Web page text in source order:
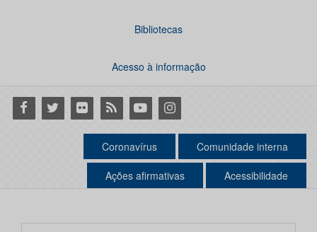
Bibliotecas
Acesso à informação
Facebook
Twitter Flickr RSS YoutubeInstagram
Coronavírus Comunidade interna
Ações afirmativas Acessibilidade